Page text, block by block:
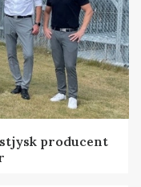
producent